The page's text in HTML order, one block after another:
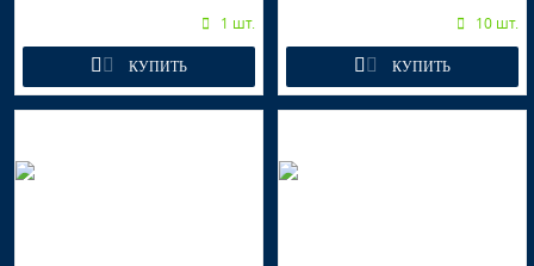
1 шт.
КУПИТЬ
10 шт.
КУПИТЬ